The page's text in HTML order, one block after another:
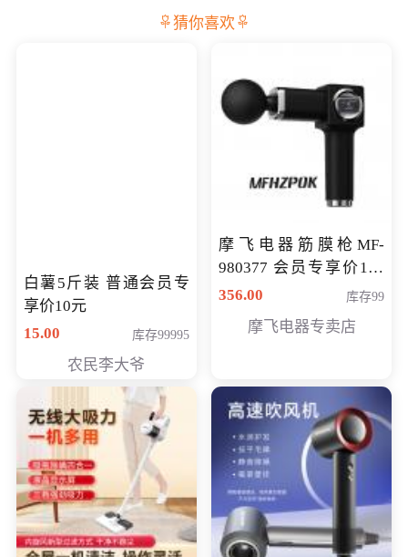
猜你喜欢
白薯5斤装 普通会员专
享价10元
15.00
库存99995
农民李大爷
摩飞电器筋膜枪MF-
980377 会员专享价199
元
356.00 库存99
摩飞电器专卖店